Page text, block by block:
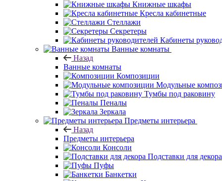
Книжные шкафы
Кресла кабинетные
Стеллажи
Секретеры
Кабинеты
Ванные комнаты
Назад
Ванные комнаты
Композиции
Модульные
Тумбы под раковину
Пеналы
Зеркала
Предметы интерьера
Назад
Предметы интерьера
Консоли
Подставки для декора
Пуфы
Банкетки